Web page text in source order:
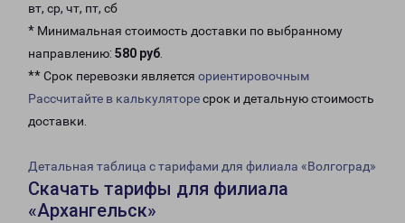
вт, ср, чт, пт, сб
* Минимальная стоимость доставки по выбранному
направлению: 580 руб.
** Срок перевозки является ориентировочным
Рассчитайте в калькуляторесрок и детальную стоимость
доставки.
Детальная таблица с тарифами для филиала «Волгоград»
Скачать тарифы для филиала
«Архангельск»